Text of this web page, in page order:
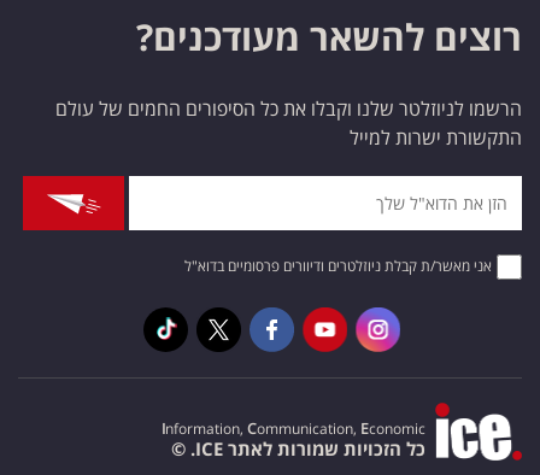
רוצים להשאר מעודכנים?
הרשמו לניוזלטר שלנו וקבלו את כל הסיפורים החמים של עולם
התקשורת ישרות למייל
אני מאשר/ת קבלת ניוזלטרים ודיוורים פרסומיים בדוא"ל
Information, Communication, Economic
כל הזכויות שמורות לאתר ICE. ©